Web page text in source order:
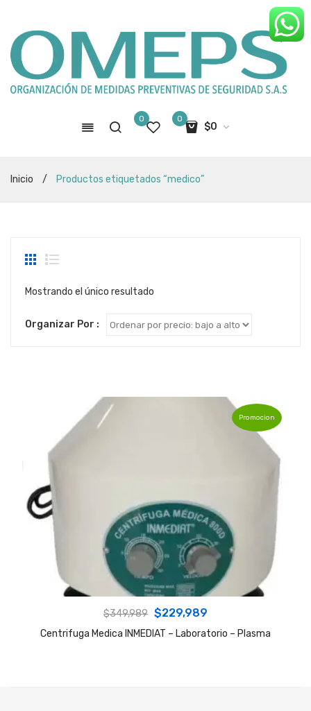
0 0
$0
compras
Inicio / Productos etiquetados “medico”
Mostrando el único resultado
Organizar Por :
Promocion
$349,989 Original
price
$229,989
price
Centrifuga Medica INMEDIAT – Laboratorio – Plasma